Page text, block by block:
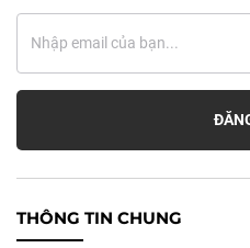
THÔNG TIN CHUNG